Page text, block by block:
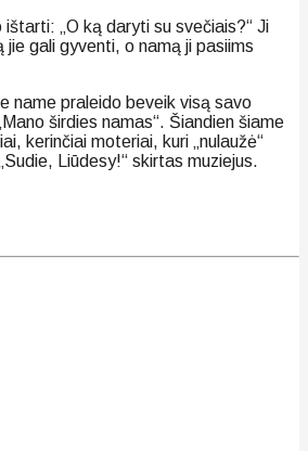
„O ką daryti su svečiais?“ Ji
gali gyventi, o namą ji pasiims
name praleido beveik visą savo
širdies namas“. Šiandien šiame
kerinčiai moteriai, kuri „nulaužė“
Liūdesy!“ skirtas muziejus.